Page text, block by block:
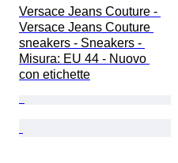
Versace Jeans Couture -
Versace Jeans Couture
sneakers - Sneakers -
Misura: EU 44 - Nuovo
con etichette